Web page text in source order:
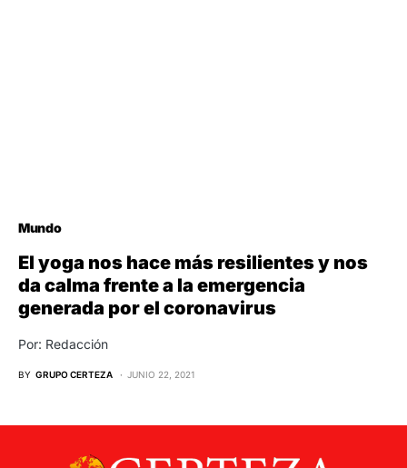
Mundo
El yoga nos hace más resilientes y nos
da calma frente a la emergencia
generada por el coronavirus
Por: Redacción
BY GRUPO CERTEZA JUNIO 22, 2021